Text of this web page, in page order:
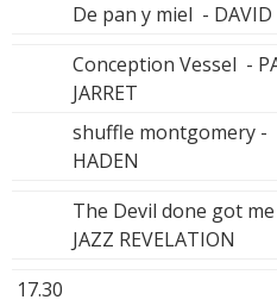
De pan y miel - DAVID
Conception Vessel -
JARRET
shuffle montgomery -
HADEN
The Devil done got me
JAZZ REVELATION
17.30